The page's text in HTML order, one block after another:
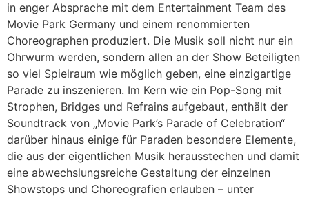
in enger Absprache mit dem Entertainment Team des
Movie Park Germany und einem renommierten
Choreographen produziert. Die Musik soll nicht nur ein
Ohrwurm werden, sondern allen an der Show Beteiligten
so viel Spielraum wie möglich geben, eine einzigartige
Parade zu inszenieren. Im Kern wie ein Pop-Song mit
Strophen, Bridges und Refrains aufgebaut, enthält der
Soundtrack von „Movie Park’s Parade of Celebration“
darüber hinaus einige für Paraden besondere Elemente,
die aus der eigentlichen Musik herausstechen und damit
eine abwechslungsreiche Gestaltung der einzelnen
Showstops und Choreografien erlauben – unter